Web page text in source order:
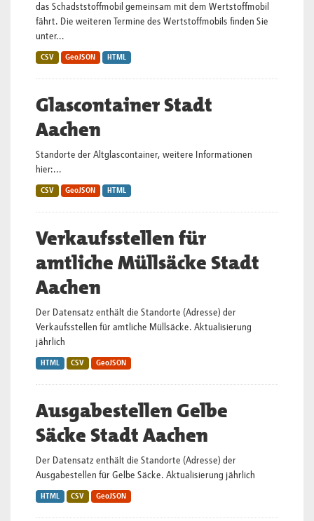
das Schadststoffmobil gemeinsam mit dem Wertstoffmobil
fährt. Die weiteren Termine des Wertstoffmobils finden Sie
unter...
CSV GeoJSON HTML
Glascontainer Stadt
Aachen
Standorte der Altglascontainer, weitere Informationen
hier:...
CSV GeoJSON HTML
Verkaufsstellen für
amtliche Müllsäcke Stadt
Aachen
Der Datensatz enthält die Standorte (Adresse) der
Verkaufsstellen für amtliche Müllsäcke. Aktualisierung
jährlich
HTML CSV GeoJSON
Ausgabestellen Gelbe
Säcke Stadt Aachen
Der Datensatz enthält die Standorte (Adresse) der
Ausgabestellen für Gelbe Säcke. Aktualisierung jährlich
HTML CSV GeoJSON